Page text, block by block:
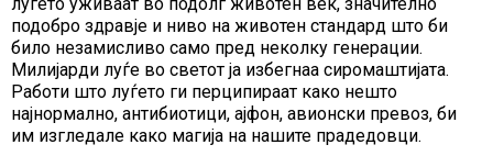
подобро здравје и ниво на животен стандард што би
било незамисливо само пред неколку генерации.
Милијарди луѓе во светот ја избегнаа сиромаштијата.
Работи што луѓето ги перципираат како нешто
најнормално, антибиотици, ајфон, авионски превоз, би
им изгледале како магија на нашите прадедовци.